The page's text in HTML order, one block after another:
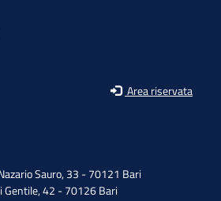
Area riservata
Sauro, 33 - 70121 Bari
Gentile, 42 - 70126 Bari